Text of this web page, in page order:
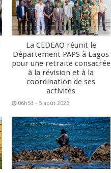
La CEDEAO réunit le
Département PAPS à Lagos
pour une retraite consacrée
à la révision et à la
coordination de ses
activités
06h53 - 5 août 2026